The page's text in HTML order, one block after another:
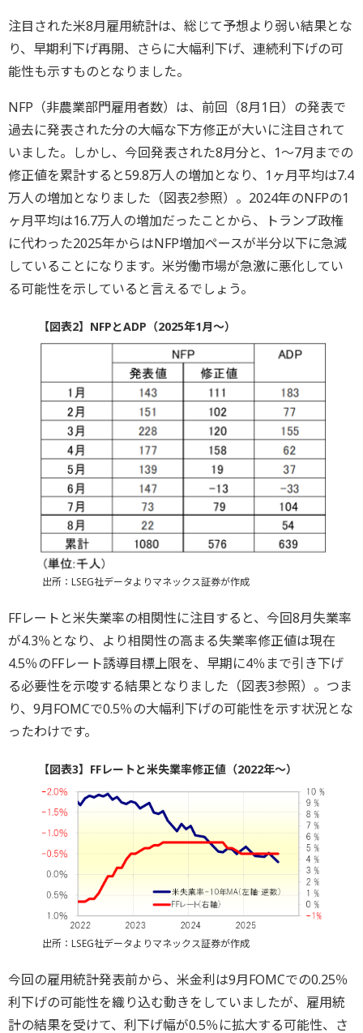
注目された米8月雇用統計は、総じて予想より弱い結果とな
り、早期利下げ再開、さらに大幅利下げ、連続利下げの可
能性も示すものとなりました。
NFP（非農業部門雇用者数）は、前回（8月1日）の発表で
過去に発表された分の大幅な下方修正が大いに注目されて
いました。しかし、今回発表された8月分と、1～7月までの
修正値を累計すると59.8万人の増加となり、1ヶ月平均は7.4
万人の増加となりました（図表2参照）。2024年のNFPの1
ヶ月平均は16.7万人の増加だったことから、トランプ政権
に代わった2025年からはNFP増加ペースが半分以下に急減
していることになります。米労働市場が急激に悪化してい
る可能性を示していると言えるでしょう。
【図表2】NFPとADP（2025年1月～）
出所：LSEG社データよりマネックス証券が作成
FFレートと米失業率の相関性に注目すると、今回8月失業率
が4.3％となり、より相関性の高まる失業率修正値は現在
4.5％のFFレート誘導目標上限を、早期に4％まで引き下げ
る必要性を示唆する結果となりました（図表3参照）。つま
り、9月FOMCで0.5％の大幅利下げの可能性を示す状況とな
ったわけです。
【図表3】FFレートと米失業率修正値（2022年～）
出所：LSEG社データよりマネックス証券が作成
今回の雇用統計発表前から、米金利は9月FOMCでの0.25％
利下げの可能性を織り込む動きをしていましたが、雇用統
計の結果を受けて、利下げ幅が0.5％に拡大する可能性、さ